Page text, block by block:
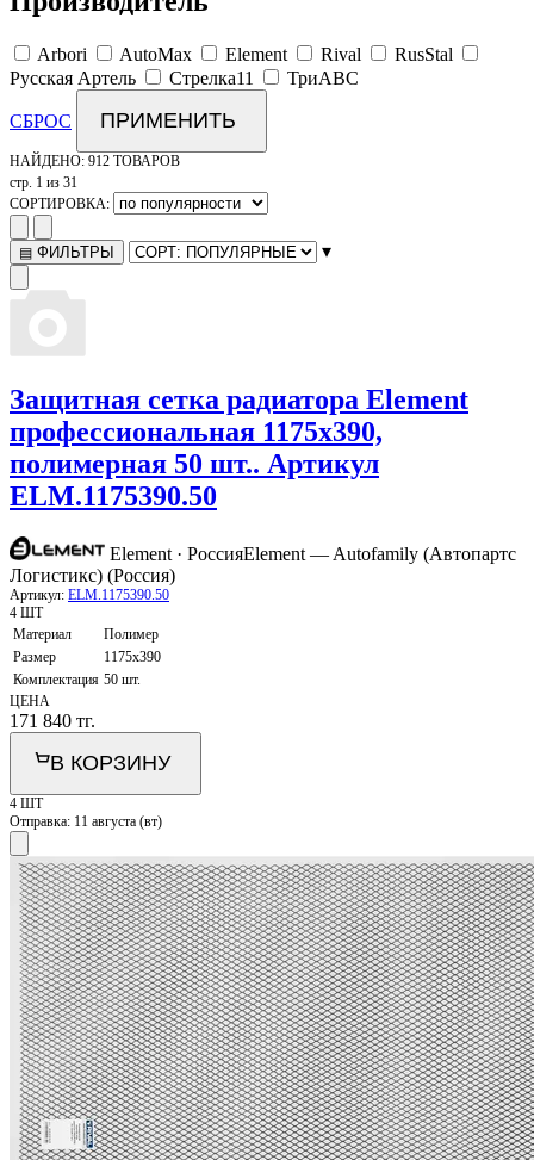
Arbori AutoMax Element Rival
RusStal
Русская Артель
Стрелка11 ТриАВС
СБРОС ПРИМЕНИТЬ
НАЙДЕНО: 912 ТОВАРОВ
стр. 1 из 31
СОРТИРОВКА:
▤ ФИЛЬТРЫ ▾
Защитная сетка радиатора Element
профессиональная 1175x390,
полимерная 50 шт.. Артикул
ELM.1175390.50
Element · РоссияElement — Autofamily (Автопартс
Логистикс) (Россия)
Артикул: ELM.1175390.50
4 ШТ
Материал
Полимер
Размер
1175x390
Комплектация 50 шт.
ЦЕНА
171 840 тг.
В КОРЗИНУ
4 ШТ
Отправка: 11 августа (вт)